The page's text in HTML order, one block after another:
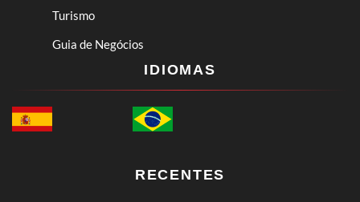
Turismo
Guia de Negócios
IDIOMAS
RECENTES